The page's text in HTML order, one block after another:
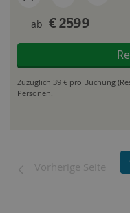
ab € 2599
Zuzüglich 39 € pro Buchung
Personen.
Vorherige Seite